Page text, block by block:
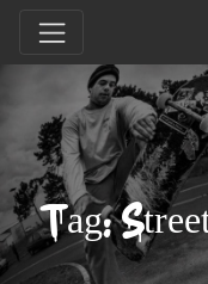
Tag: